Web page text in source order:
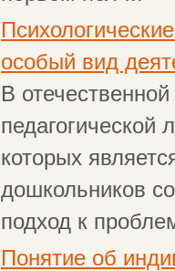
особый вид
В
педагогической
которых
дошкольников
подход к
Понятие об